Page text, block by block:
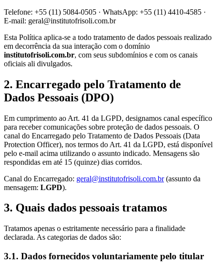
Telefone: +55 (11) 5084-0505 · WhatsApp: +55 (11) 4410-4585 ·
E-mail: geral@institutofrisoli.com.br
Esta Política aplica-se a todo tratamento de dados pessoais realizado
em decorrência da sua interação com o domínio
institutofrisoli.com.br, com seus subdomínios e com os canais
oficiais ali divulgados.
2. Encarregado pelo Tratamento de
Dados Pessoais (DPO)
Em cumprimento ao Art. 41 da LGPD, designamos canal específico
para receber comunicações sobre proteção de dados pessoais. O
canal do Encarregado pelo Tratamento de Dados Pessoais (Data
Protection Officer), nos termos do Art. 41 da LGPD, está disponível
pelo e-mail acima utilizando o assunto indicado. Mensagens são
respondidas em até 15 (quinze) dias corridos.
Canal do Encarregado: geral@institutofrisoli.com.br (assunto da
mensagem: LGPD).
3. Quais dados pessoais tratamos
Tratamos apenas o estritamente necessário para a finalidade
declarada. As categorias de dados são:
3.1. Dados fornecidos voluntariamente pelo titular